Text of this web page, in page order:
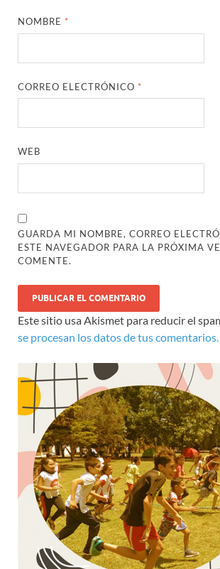
NOMBRE *
CORREO ELECTRÓNICO *
WEB
GUARDA MI NOMBRE, CORREO
ESTE NAVEGADOR PARA LA PRÓXIMA
COMENTE.
Este sitio usa Akismet para reducir el
se procesan los datos de tus comentarios.